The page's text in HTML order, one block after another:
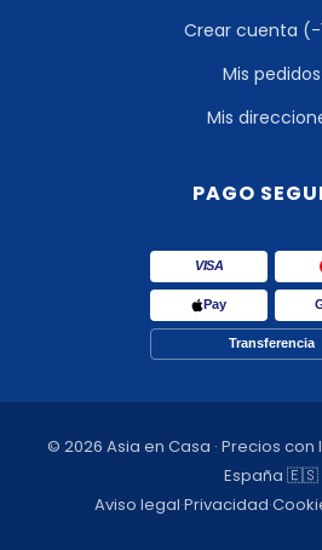
Crear cuenta (-
Mis pedidos
Mis
PAGO
VISA
Pay
Transferencia
© 2026 Asia en Casa · Precios con
España 🇪🇸
Aviso legal·Privacidad·